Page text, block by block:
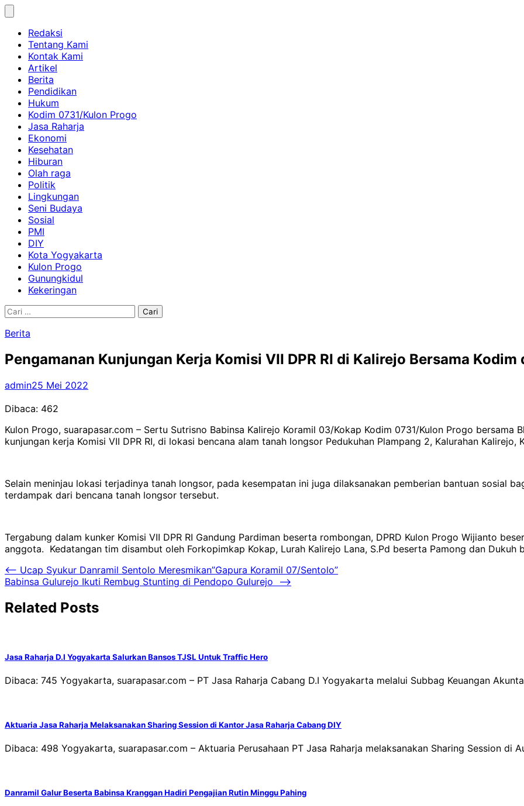
Skip
contentRedaksi
Tentang Kami
Kontak Kami
Artikel
Berita
Pendidikan
Hukum
Kodim 0731/Kulon Progo
Jasa Raharja
Ekonomi
Kesehatan
Hiburan
Olah raga
Politik
Lingkungan
Seni Budaya
Sosial
PMI
DIY
Kota Yogyakarta
Kulon Progo
Gunungkidul
Kekeringan
Cari
Berita
Pengamanan Kunjungan Kerja Komisi VII DPR RI di Kalirejo Bersama
admin25 Mei 2022
Dibaca: 462
Kulon Progo, suarapasar.com – Sertu Sutrisno Babinsa Kalirejo Koramil 03/Kokap Kodim 0731/Kulon Progo bersama
kunjungan kerja Komisi VII DPR RI, di lokasi bencana alam tanah longsor Pedukuhan Plampang 2, Kalurahan Kalirejo,
Selain meninjau lokasi terjadinya tanah longsor, pada kesempatan ini juga dilaksanakan pemberian bantuan sosial
terdampak dari bencana tanah longsor tersebut.
Tergabung dalam kunker Komisi VII DPR RI Gandung Pardiman beserta rombongan, DPRD Kulon Progo Wijianto
anggota. Kedatangan tim disambut oleh Forkopimkap Kokap, Lurah Kalirejo Lana, S.Pd beserta Pamong dan Dukuh
Navigasi
pos
⟵ Ucap Syukur Danramil Sentolo Meresmikan”Gapura Koramil 07/Sentolo”
Babinsa Gulurejo Ikuti Rembug Stunting di Pendopo Gulurejo
⟶
Related Posts
Jasa Raharja D.I Yogyakarta Salurkan Bansos TJSL Untuk Traffic Hero
Dibaca: 745 Yogyakarta, suarapasar.com – PT Jasa Raharja Cabang D.I Yogyakarta melalui Subbag Keuangan
Aktuaria Jasa Raharja Melaksanakan Sharing Session di Kantor Jasa Raharja Cabang DIY
Dibaca: 498 Yogyakarta, suarapasar.com – Aktuaria Perusahaan PT Jasa Raharja melaksanakan Sharing Session di
Danramil Galur Beserta Babinsa Kranggan Hadiri Pengajian Rutin Minggu Pahing